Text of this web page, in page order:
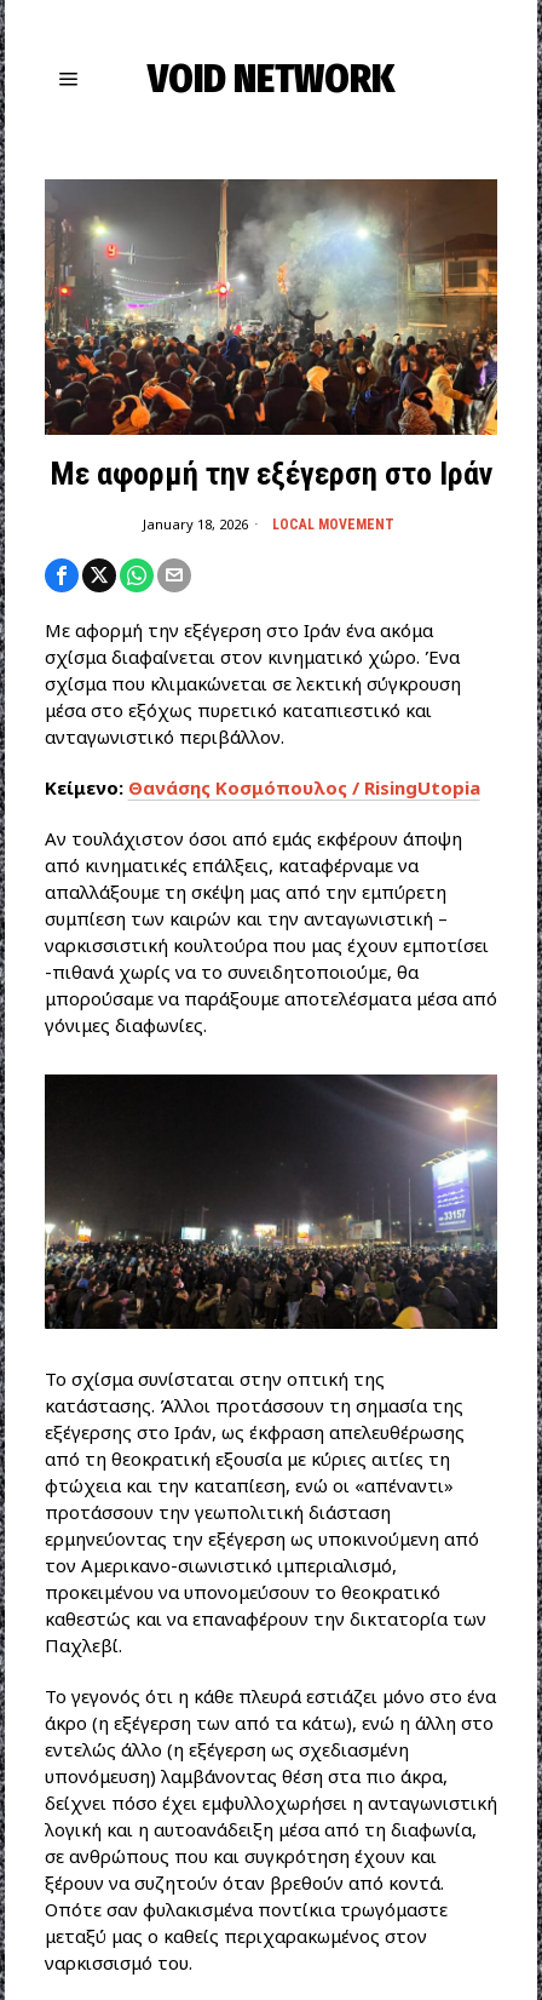
VOID NETWORK
Με αφορμή την εξέγερση στο Ιράν
January 18, 2026 LOCAL MOVEMENT
Με αφορμή την εξέγερση στο Ιράν ένα ακόμα
σχίσμα διαφαίνεται στον κινηματικό χώρο. Ένα
σχίσμα που κλιμακώνεται σε λεκτική σύγκρουση
μέσα στο εξόχως πυρετικό καταπιεστικό και
ανταγωνιστικό περιβάλλον.
Κείμενο: Θανάσης Κοσμόπουλος / RisingUtopia
Αν τουλάχιστον όσοι από εμάς εκφέρουν άποψη
από κινηματικές επάλξεις, καταφέρναμε να
απαλλάξουμε τη σκέψη μας από την εμπύρετη
συμπίεση των καιρών και την ανταγωνιστική –
ναρκισσιστική κουλτούρα που μας έχουν εμποτίσει
-πιθανά χωρίς να το συνειδητοποιούμε, θα
μπορούσαμε να παράξουμε αποτελέσματα μέσα από
γόνιμες διαφωνίες.
Το σχίσμα συνίσταται στην οπτική της
κατάστασης. Άλλοι προτάσσουν τη σημασία της
εξέγερσης στο Ιράν, ως έκφραση απελευθέρωσης
από τη θεοκρατική εξουσία με κύριες αιτίες τη
φτώχεια και την καταπίεση, ενώ οι «απέναντι»
προτάσσουν την γεωπολιτική διάσταση
ερμηνεύοντας την εξέγερση ως υποκινούμενη από
τον Αμερικανο-σιωνιστικό ιμπεριαλισμό,
προκειμένου να υπονομεύσουν το θεοκρατικό
καθεστώς και να επαναφέρουν την δικτατορία των
Παχλεβί.
Το γεγονός ότι η κάθε πλευρά εστιάζει μόνο στο ένα
άκρο (η εξέγερση των από τα κάτω), ενώ η άλλη στο
εντελώς άλλο (η εξέγερση ως σχεδιασμένη
υπονόμευση) λαμβάνοντας θέση στα πιο άκρα,
δείχνει πόσο έχει εμφυλλοχωρήσει η ανταγωνιστική
λογική και η αυτοανάδειξη μέσα από τη διαφωνία,
σε ανθρώπους που και συγκρότηση έχουν και
ξέρουν να συζητούν όταν βρεθούν από κοντά.
Οπότε σαν φυλακισμένα ποντίκια τρωγόμαστε
μεταξύ μας ο καθείς περιχαρακωμένος στον
ναρκισσισμό του.